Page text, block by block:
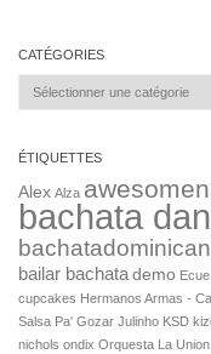
CATÉGORIES
Catégories
ÉTIQUETTES
Alex Alza
bachata
bachatadominican
bailar bachata demo
cupcakes Hermanos Armas -
Salsa Pa' Gozar Julinho KSD
nichols ondix Orquesta La